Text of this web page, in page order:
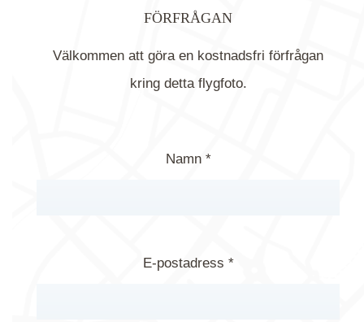
FÖRFRÅGAN
Välkommen att göra en kostnadsfri förfrågan
kring detta flygfoto.
Namn *
E-postadress *